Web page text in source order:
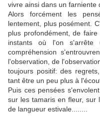
vivre ainsi dans un farniente
Alors forcément les
lentement, plus posément.
plus profondément, de
instants où l'on
compréhension
l'observation, de
toujours positif: des
tant être un peu plus à
Puis ces pensées
sur les tamaris en fleur, sur
de langueur estivale........